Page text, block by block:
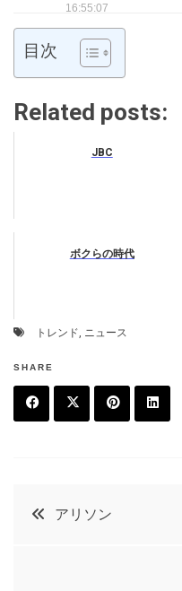
16:55:07
目次
Related posts:
JBC
ボクらの時代
トレンド, ニュース
SHARE
投
アリソン